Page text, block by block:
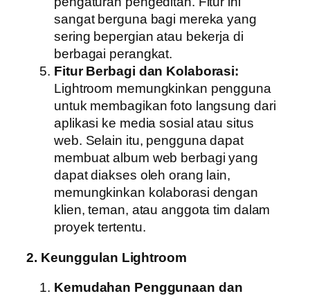
sangat berguna bagi mereka yang
sering bepergian atau bekerja di
berbagai perangkat.
Fitur Berbagi dan Kolaborasi:
Lightroom memungkinkan pengguna
untuk membagikan foto langsung dari
aplikasi ke media sosial atau situs
web. Selain itu, pengguna dapat
membuat album web berbagi yang
dapat diakses oleh orang lain,
memungkinkan kolaborasi dengan
klien, teman, atau anggota tim dalam
proyek tertentu.
2. Keunggulan Lightroom
Kemudahan Penggunaan dan